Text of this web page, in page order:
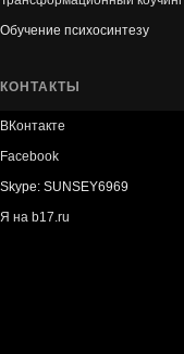
Обучение психосинтезу
КОНТАКТЫ
ВКонтакте
Facebook
Skype: SUNSEY6969
Я на b17.ru